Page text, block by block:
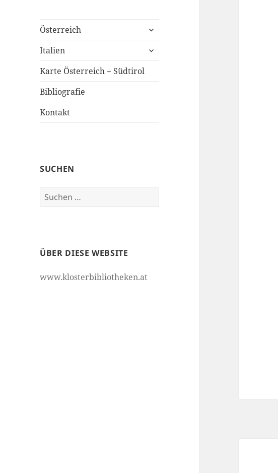
Österreich
untermenü
Italien
untermenü
Karte Österreich + Südtirol
Bibliografie
Kontakt
SUCHEN
Suchen
nach:
ÜBER DIESE WEBSITE
www.klosterbibliotheken.at